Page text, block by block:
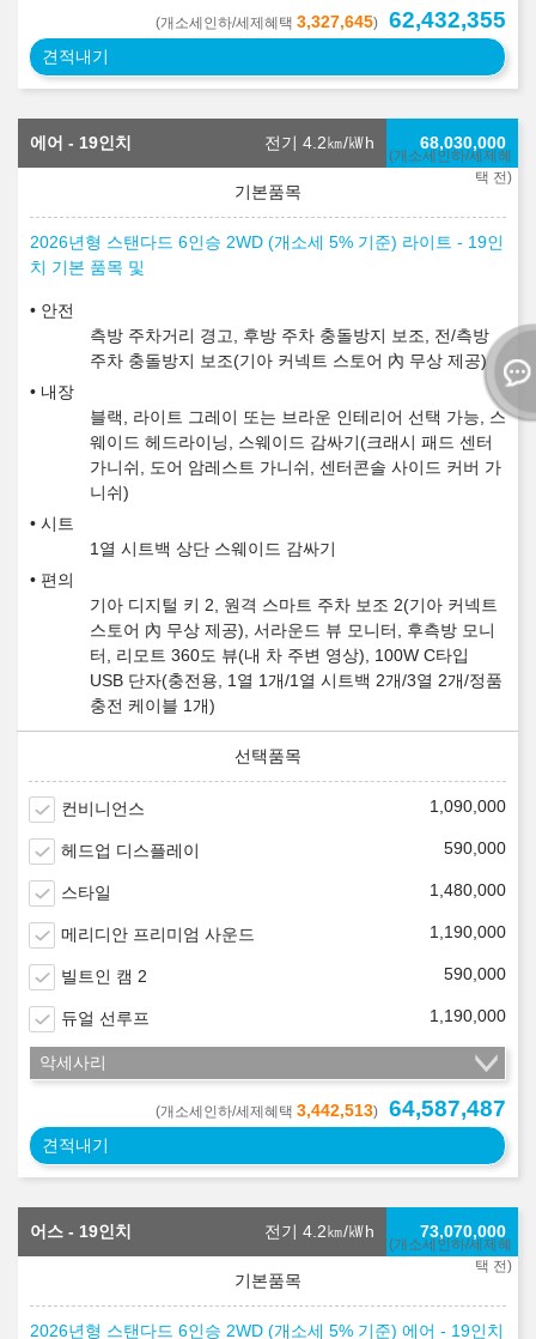
(개소세인하/세제혜택 3,327,645) 62,432,355
견적내기
에어 - 19인치 전기 4.2㎞/㎾h
(개소세인하/세제혜
택 전)
68,030,000
2026년형 스탠다드 6인승 2WD (개소세 5% 기준) 라이트 - 19인
치 기본 품목 및
안전
측방 주차거리 경고, 후방 주차 충돌방지 보조, 전/측방
주차 충돌방지 보조(기아 커넥트 스토어 內 무상 제공)
내장
블랙, 라이트 그레이 또는 브라운 인테리어 선택 가능, 스
웨이드 헤드라이닝, 스웨이드 감싸기(크래시 패드 센터
가니쉬, 도어 암레스트 가니쉬, 센터콘솔 사이드 커버 가
니쉬)
시트
1열 시트백 상단 스웨이드 감싸기
편의
기아 디지털 키 2, 원격 스마트 주차 보조 2(기아 커넥트
스토어 內 무상 제공), 서라운드 뷰 모니터, 후측방 모니
터, 리모트 360도 뷰(내 차 주변 영상), 100W C타입
USB 단자(충전용, 1열 1개/1열 시트백 2개/3열 2개/정품
충전 케이블 1개)
컨비니언스 1,090,000
헤드업 디스플레이 590,000
스타일 1,480,000
메리디안 프리미엄 사운드 1,190,000
빌트인 캠 2 590,000
듀얼 선루프 1,190,000
악세사리
(개소세인하/세제혜택 3,442,513) 64,587,487
견적내기
어스 - 19인치 전기 4.2㎞/㎾h
(개소세인하/세제혜
택 전)
73,070,000
2026년형 스탠다드 6인승 2WD (개소세 5% 기준) 에어 - 19인치